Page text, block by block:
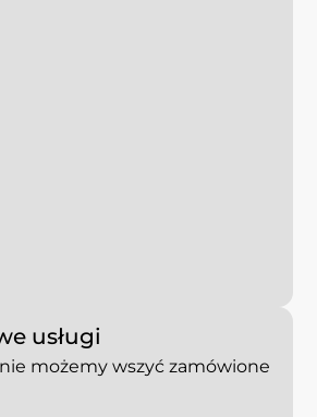
usługi
możemy wszyć zamówione